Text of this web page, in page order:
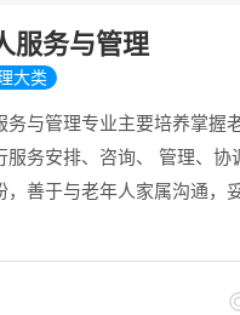
服务与管理
大类
务与管理专业主要培养掌握
服务安排、咨询、 管理、
，善于与老年人家属沟通，